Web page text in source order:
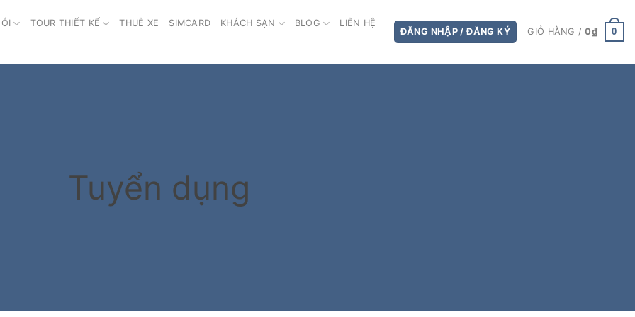
TOUR THIẾT KẾ THUÊ XE SIMCARD KHÁCH SẠN BLOG LIÊN HỆ
ĐĂNG NHẬP / ĐĂNG KÝ GIỎ HÀNG /0₫ 0
Tuyển dụng